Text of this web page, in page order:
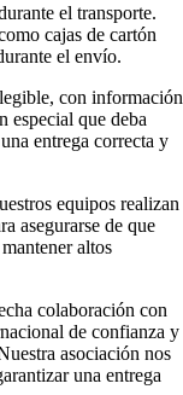
el transporte.
cajas de cartón
el envío.
con información
especial que deba
entrega correcta y
equipos realizan
asegurarse de que
altos
colaboración con
de confianza y
asociación nos
una entrega